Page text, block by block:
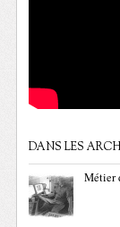
DANS LES
Métier